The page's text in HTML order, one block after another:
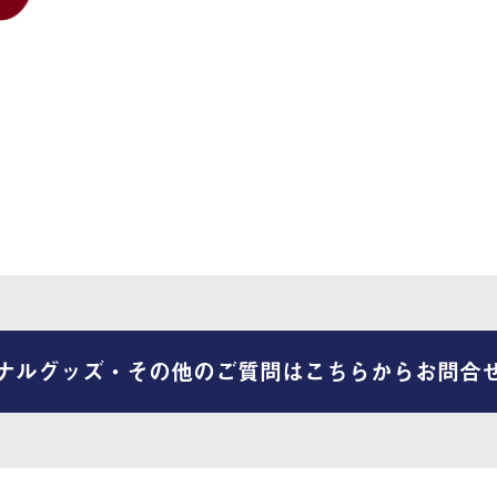
ルグッズ・その他のご質問はこちらからお問合